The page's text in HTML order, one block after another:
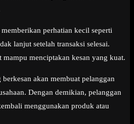
perhatian kecil seperti
lanjut setelah transaksi selesai.
mampu menciptakan kesan yang kuat.
akan membuat pelanggan
Dengan demikian, pelanggan
menggunakan produk atau